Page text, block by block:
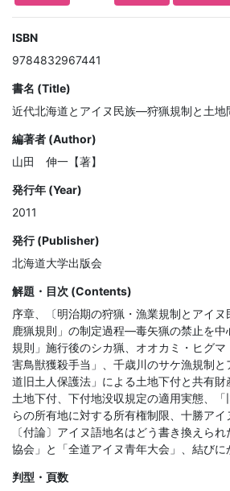
ISBN
9784832967441
書名 (Title)
近代北海道とアイヌ民族―狩猟規制と土
編著者 (Author)
山田 伸一【著】
発行年 (Year)
2011
発行 (Publisher)
北海道大学出版会
解題・目次 (Contents)
序章、〔明治期の狩猟・漁業規制とアイ
鹿猟規則」の制定過程―毒矢猟の禁止を
規則」施行後のシカ猟、オオカミ・ヒグ
害鳥獣獲殺手当」、千歳川のサケ漁規制
道旧土人保護法」による土地下付と共有財
土地下付、下付地没収規定の適用実態、
らの所有地に対する所有権制限、十勝アイ
〔付論〕アイヌ語地名はどう書き換えら
協会」と「全道アイヌ青年大会」、結びに
判型・頁数